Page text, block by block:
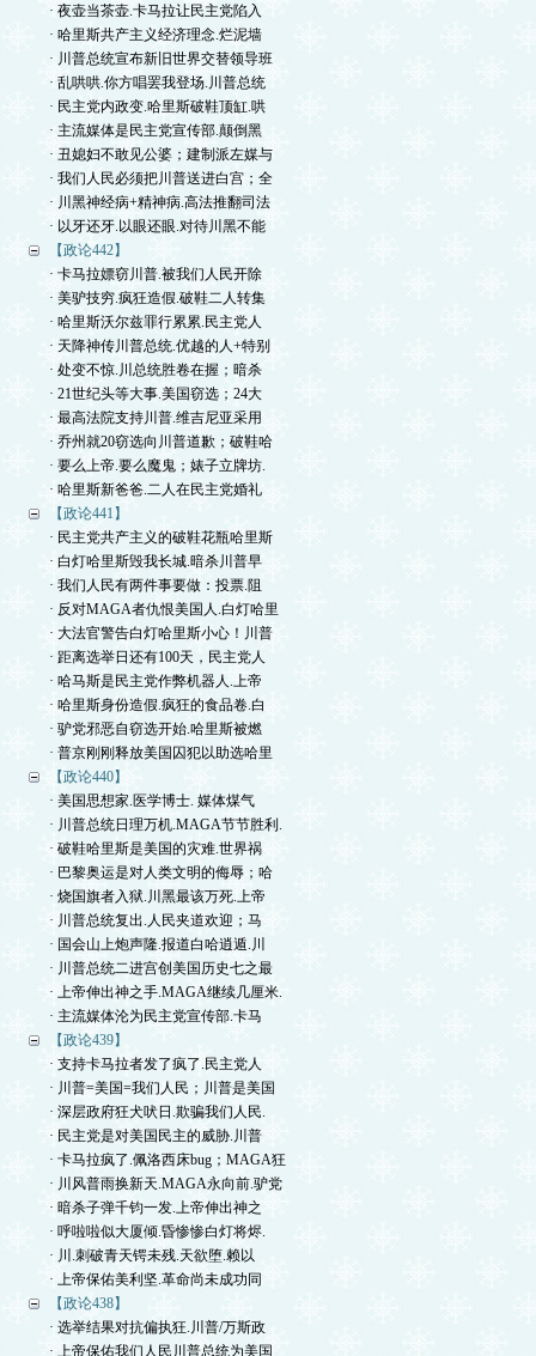
· 夜壶当茶壶.卡马拉让民主党陷入
· 哈里斯共产主义经济理念.烂泥墙
· 川普总统宣布新旧世界交替领导班
· 乱哄哄.你方唱罢我登场.川普总统
· 民主党内政变.哈里斯破鞋顶缸.哄
· 主流媒体是民主党宣传部.颠倒黑
· 丑媳妇不敢见公婆；建制派左媒与
· 我们人民必须把川普送进白宫；全
· 川黑神经病+精神病.高法推翻司法
· 以牙还牙.以眼还眼.对待川黑不能
【政论442】
· 卡马拉嫖窃川普.被我们人民开除
· 美驴技穷.疯狂造假.破鞋二人转集
· 哈里斯沃尔兹罪行累累.民主党人
· 天降神传川普总统.优越的人+特别
· 处变不惊.川总统胜卷在握；暗杀
· 21世纪头等大事.美国窃选；24大
· 最高法院支持川普.维吉尼亚采用
· 乔州就20窃选向川普道歉；破鞋哈
· 要么上帝.要么魔鬼；婊子立牌坊.
· 哈里斯新爸爸.二人在民主党婚礼
【政论441】
· 民主党共产主义的破鞋花瓶哈里斯
· 白灯哈里斯毁我长城.暗杀川普早
· 我们人民有两件事要做：投票.阻
· 反对MAGA者仇恨美国人.白灯哈里
· 大法官警告白灯哈里斯小心！川普
· 距离选举日还有100天，民主党人
· 哈马斯是民主党作弊机器人.上帝
· 哈里斯身份造假.疯狂的食品卷.白
· 驴党邪恶自窃选开始.哈里斯被燃
· 普京刚刚释放美国囚犯以助选哈里
【政论440】
· 美国思想家.医学博士. 媒体煤气
· 川普总统日理万机.MAGA节节胜利.
· 破鞋哈里斯是美国的灾难.世界祸
· 巴黎奥运是对人类文明的侮辱；哈
· 烧国旗者入狱.川黑最该万死.上帝
· 川普总统复出.人民夹道欢迎；马
· 国会山上炮声隆.报道白哈逍遁.川
· 川普总统二进宫创美国历史七之最
· 上帝伸出神之手.MAGA继续几厘米.
· 主流媒体沦为民主党宣传部.卡马
【政论439】
· 支持卡马拉者发了疯了.民主党人
· 川普=美国=我们人民；川普是美国
· 深层政府狂犬吠日.欺骗我们人民.
· 民主党是对美国民主的威胁.川普
· 卡马拉疯了.佩洛西床bug；MAGA狂
· 川风普雨换新天.MAGA永向前.驴党
· 暗杀子弹千钧一发.上帝伸出神之
· 呼啦啦似大厦倾.昏惨惨白灯将烬.
· 川.刺破青天锷未残.天欲堕.赖以
· 上帝保佑美利坚.革命尚未成功同
【政论438】
· 选举结果对抗偏执狂.川普/万斯政
· 上帝保佑我们人民川普总统为美国